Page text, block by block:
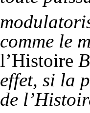
comme le
l’Histoire
effet, si la
de